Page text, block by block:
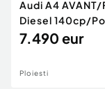
Audi A4
Diesel 140cp/
Rate/GARANTIE
7.490 eur
Ploiesti